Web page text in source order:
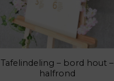
Tafelindeling – bord hout –
halfrond